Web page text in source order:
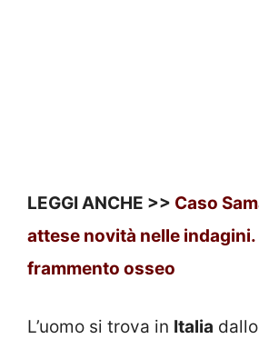
LEGGI ANCHE >> Caso
attese novità nelle
frammento osseo
L’uomo si trova in Italia